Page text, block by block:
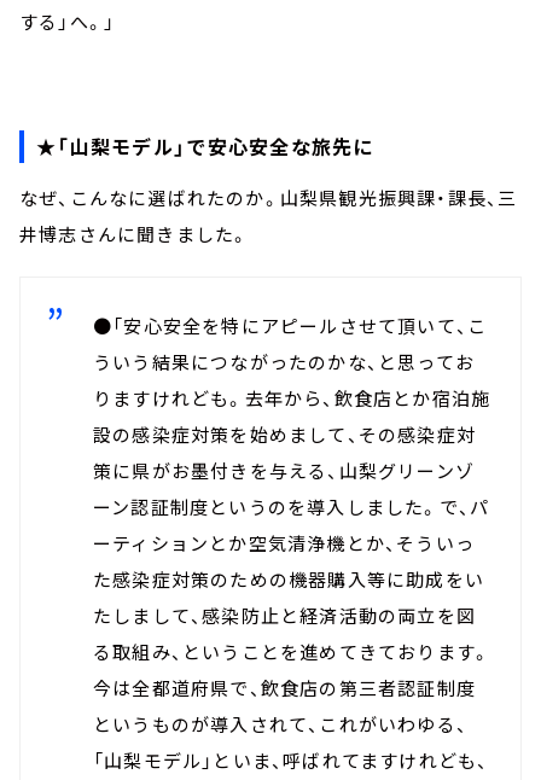
する」へ。」
★「山梨モデル」で安心安全な旅先に
なぜ、こんなに選ばれたのか。山梨県観光振興課・課長、三
井博志さんに聞きました。
●「安心安全を特にアピールさせて頂いて、こ
ういう結果につながったのかな、と思ってお
りますけれども。去年から、飲食店とか宿泊施
設の感染症対策を始めまして、その感染症対
策に県がお墨付きを与える、山梨グリーンゾ
ーン認証制度というのを導入しました。で、パ
ーティションとか空気清浄機とか、そういっ
た感染症対策のための機器購入等に助成をい
たしまして、感染防止と経済活動の両立を図
る取組み、ということを進めてきております。
今は全都道府県で、飲食店の第三者認証制度
というものが導入されて、これがいわゆる、
「山梨モデル」といま、呼ばれてますけれども、